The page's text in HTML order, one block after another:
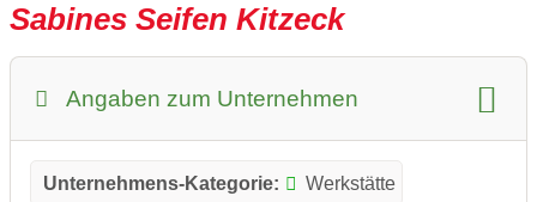
Sabines Seifen Kitzeck
Angaben zum Unternehmen
Unternehmens-Kategorie: Werkstätte